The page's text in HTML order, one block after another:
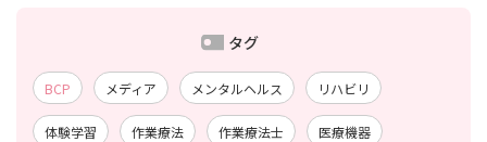
タグ
BCP メディア メンタルヘルス リハビリ
体験学習 作業療法 作業療法士 医療機器